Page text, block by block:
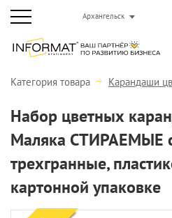
Архангельск
Категория товара Карандаши
Набор цветных
Маляка СТИРАЕМЫЕ
трехгранные,
картонной упаковке